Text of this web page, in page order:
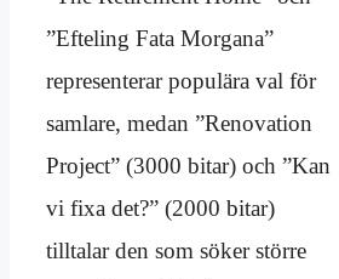
”Efteling Fata Morgana”
representerar populära val för
samlare, medan ”Renovation
Project” (3000 bitar) och ”Kan
vi fixa det?” (2000 bitar)
tilltalar den som söker större